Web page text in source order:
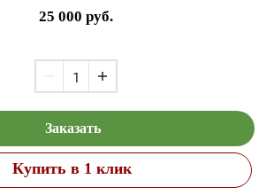
25 000 руб.
Заказать
Купить в 1 клик